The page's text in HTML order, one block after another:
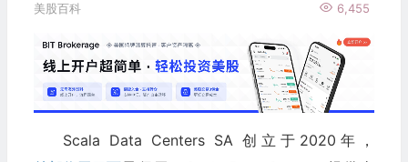
美股百科 6,455
Scala Data Centers SA 创立于2020年，